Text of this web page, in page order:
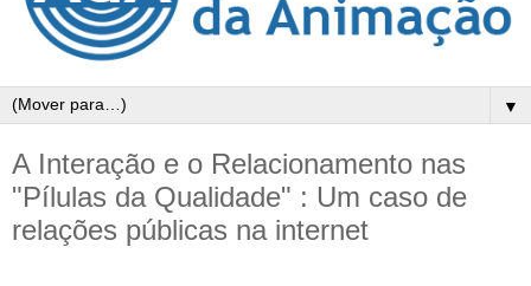
▼
A Interação e o Relacionamento nas
"Pílulas da Qualidade" : Um caso de
relações públicas na internet